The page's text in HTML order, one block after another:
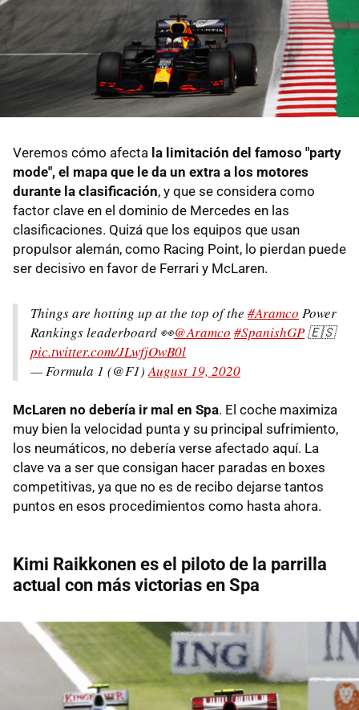
Veremos cómo afecta la limitación del famoso "party
mode", el mapa que le da un extra a los motores
durante la clasificación, y que se considera como
factor clave en el dominio de Mercedes en las
clasificaciones. Quizá que los equipos que usan
propulsor alemán, como Racing Point, lo pierdan puede
ser decisivo en favor de Ferrari y McLaren.
Things are hotting up at the top of the #Aramco Power
Rankings leaderboard 👀@Aramco #SpanishGP🇪🇸
pic.twitter.com/JLwfjOwB0l
— Formula 1 (@F1)August 19, 2020
McLaren no debería ir mal en Spa. El coche maximiza
muy bien la velocidad punta y su principal sufrimiento,
los neumáticos, no debería verse afectado aquí. La
clave va a ser que consigan hacer paradas en boxes
competitivas, ya que no es de recibo dejarse tantos
puntos en esos procedimientos como hasta ahora.
Kimi Raikkonen es el piloto de la parrilla
actual con más victorias en Spa